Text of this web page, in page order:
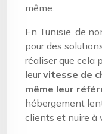
même.
En Tunisie, de
pour des
réaliser que cela
leurvitesse de
même leur
hébergement
clients et nuire à